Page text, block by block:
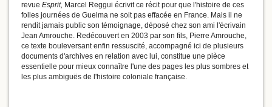
revue Esprit, Marcel Reggui écrivit ce récit pour que l'histoire de ces
folles journées de Guelma ne soit pas effacée en France. Mais il ne
rendit jamais public son témoignage, déposé chez son ami l'écrivain
Jean Amrouche. Redécouvert en 2003 par son fils, Pierre Amrouche,
ce texte bouleversant enfin ressuscité, accompagné ici de plusieurs
documents d'archives en relation avec lui, constitue une pièce
essentielle pour mieux connaître l'une des pages les plus sombres et
les plus ambiguës de l'histoire coloniale française.